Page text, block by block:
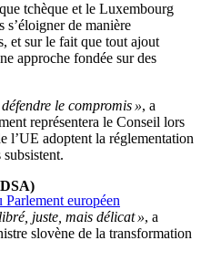
tchèque et le Luxembourg
s’éloigner de manière
et sur le fait que tout ajout
approche fondée sur des
le compromis », a
représentera le Conseil lors
l’UE adoptent la réglementation
européen
juste, mais délicat », a
slovène de la transformation